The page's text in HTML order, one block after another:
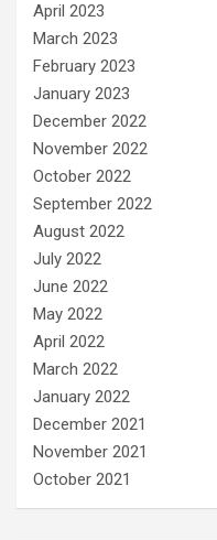
April 2023
March 2023
February 2023
January 2023
December 2022
November 2022
October 2022
September 2022
August 2022
July 2022
June 2022
May 2022
April 2022
March 2022
January 2022
December 2021
November 2021
October 2021